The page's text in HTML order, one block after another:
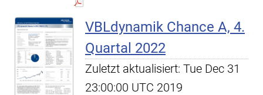
VBLdynamik Chance A, 4.
Quartal 2022
Zuletzt aktualisiert: Tue Dec 31
23:00:00 UTC 2019